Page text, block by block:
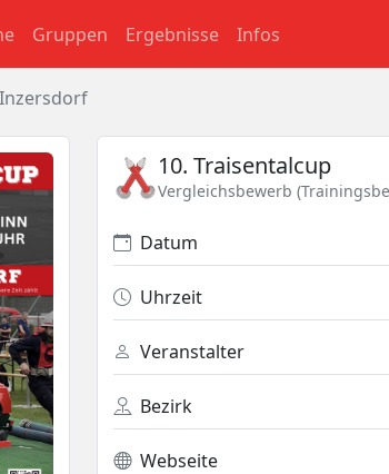
Gruppen Ergebnisse Infos
Inzersdorf
10. Traisentalcup
Vergleichsbewerb
Datum
Uhrzeit
Veranstalter
Bezirk
Webseite